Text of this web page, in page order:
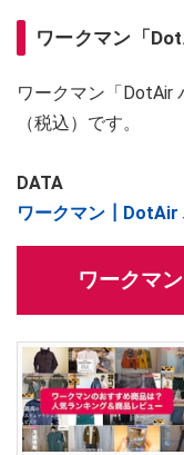
ワークマン「
ワークマン「DotAir
（税込）です。
DATA
ワークマン┃DotAir
ワークマ